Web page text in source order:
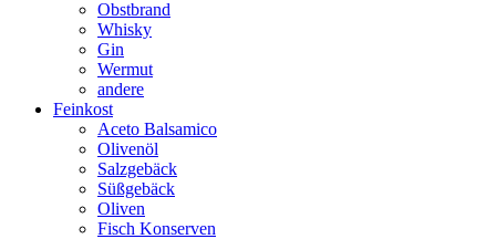
Obstbrand
Whisky
Gin
Wermut
andere
Feinkost
Aceto Balsamico
Olivenöl
Salzgebäck
Süßgebäck
Oliven
Fisch Konserven